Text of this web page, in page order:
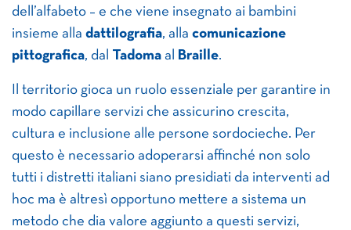
dell’alfabeto – e che viene insegnato ai bambini
insieme alla dattilografia, alla comunicazione
pittografica, dal Tadoma al Braille.
Il territorio gioca un ruolo essenziale per garantire in
modo capillare servizi che assicurino crescita,
cultura e inclusione alle persone sordocieche. Per
questo è necessario adoperarsi affinché non solo
tutti i distretti italiani siano presidiati da interventi ad
hoc ma è altresì opportuno mettere a sistema un
metodo che dia valore aggiunto a questi servizi,